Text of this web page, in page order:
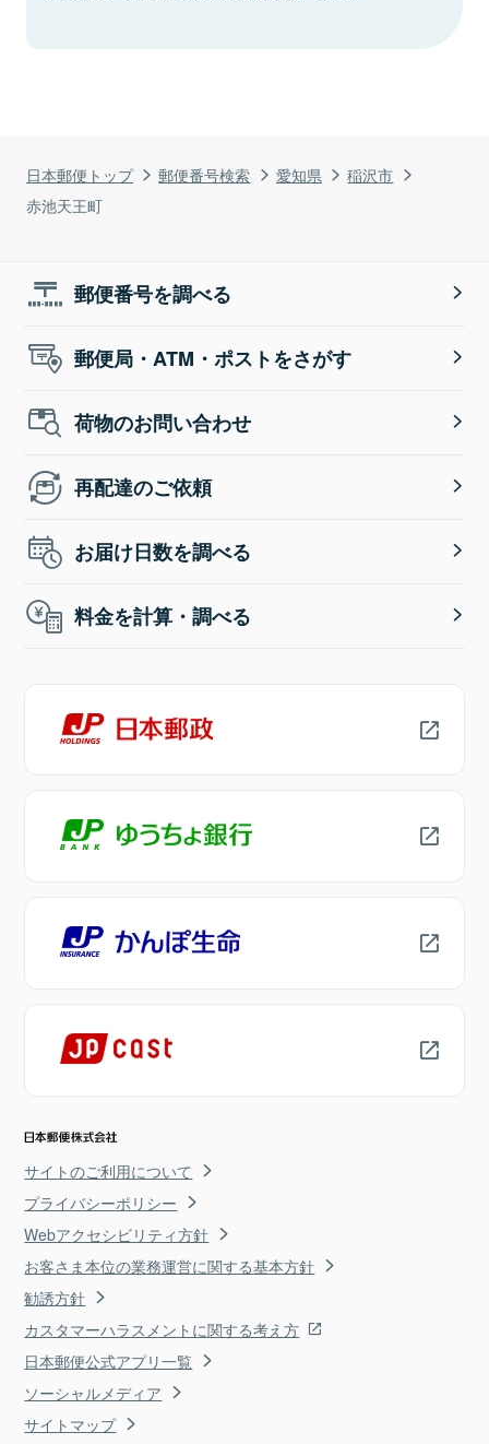
日本郵便トップ 郵便番号検索 愛知県
稲沢市
赤池天王町
郵便番号を調べる
郵便局・ATM・ポストをさがす
荷物のお問い合わせ
再配達のご依頼
お届け日数を調べる
料金を計算・調べる
サイトのご利用について
プライバシーポリシー
Webアクセシビリティ方針
お客さま本位の業務運営に関する基本方針
勧誘方針
カスタマーハラスメントに関する考え方
日本郵便公式アプリ一覧
ソーシャルメディア
サイトマップ